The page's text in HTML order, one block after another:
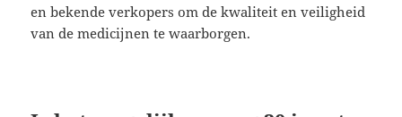
en bekende verkopers om de kwaliteit en veiligheid
van de medicijnen te waarborgen.